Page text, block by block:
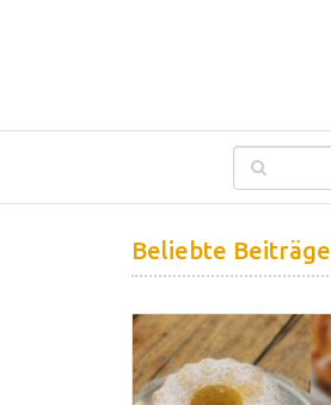
Beliebte Beiträge